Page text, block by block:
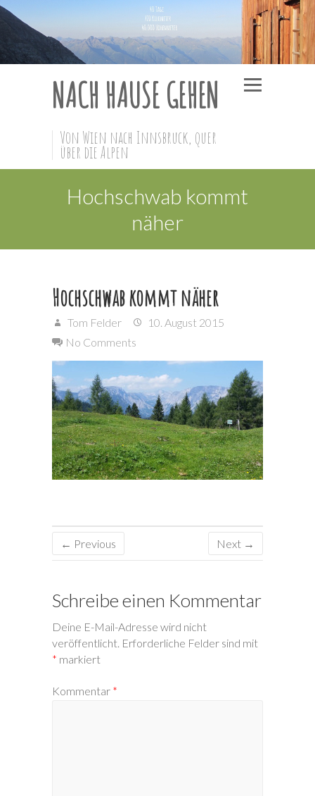
NACH HAUSE GEHEN
Von Wien nach Innsbruck, quer
über die Alpen
Hochschwab kommt
näher
Hochschwab kommt näher
Tom Felder
10. August 2015
No Comments
← Previous Next →
Schreibe einen Kommentar
Deine E-Mail-Adresse wird nicht
veröffentlicht. Erforderliche Felder sind mit
* markiert
Kommentar *